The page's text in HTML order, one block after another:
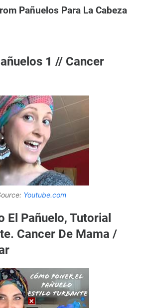
Pañuelos Para La Cabeza
1 // Cancer
Youtube.com
El Pañuelo, Tutorial
Cancer De Mama /